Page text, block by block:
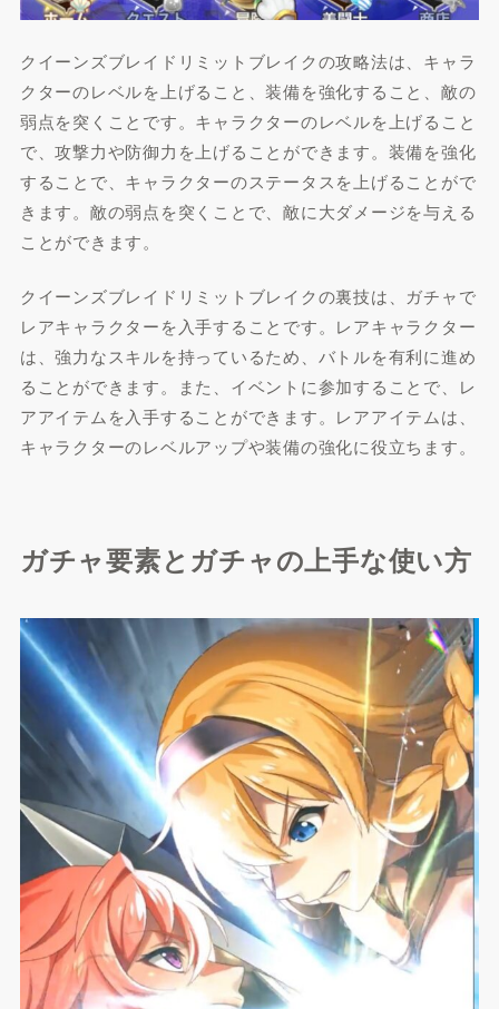
クイーンズブレイドリミットブレイクの攻略法は、キャラ
クターのレベルを上げること、装備を強化すること、敵の
弱点を突くことです。キャラクターのレベルを上げること
で、攻撃力や防御力を上げることができます。装備を強化
することで、キャラクターのステータスを上げることがで
きます。敵の弱点を突くことで、敵に大ダメージを与える
ことができます。
クイーンズブレイドリミットブレイクの裏技は、ガチャで
レアキャラクターを入手することです。レアキャラクター
は、強力なスキルを持っているため、バトルを有利に進め
ることができます。また、イベントに参加することで、レ
アアイテムを入手することができます。レアアイテムは、
キャラクターのレベルアップや装備の強化に役立ちます。
ガチャ要素とガチャの上手な使い方